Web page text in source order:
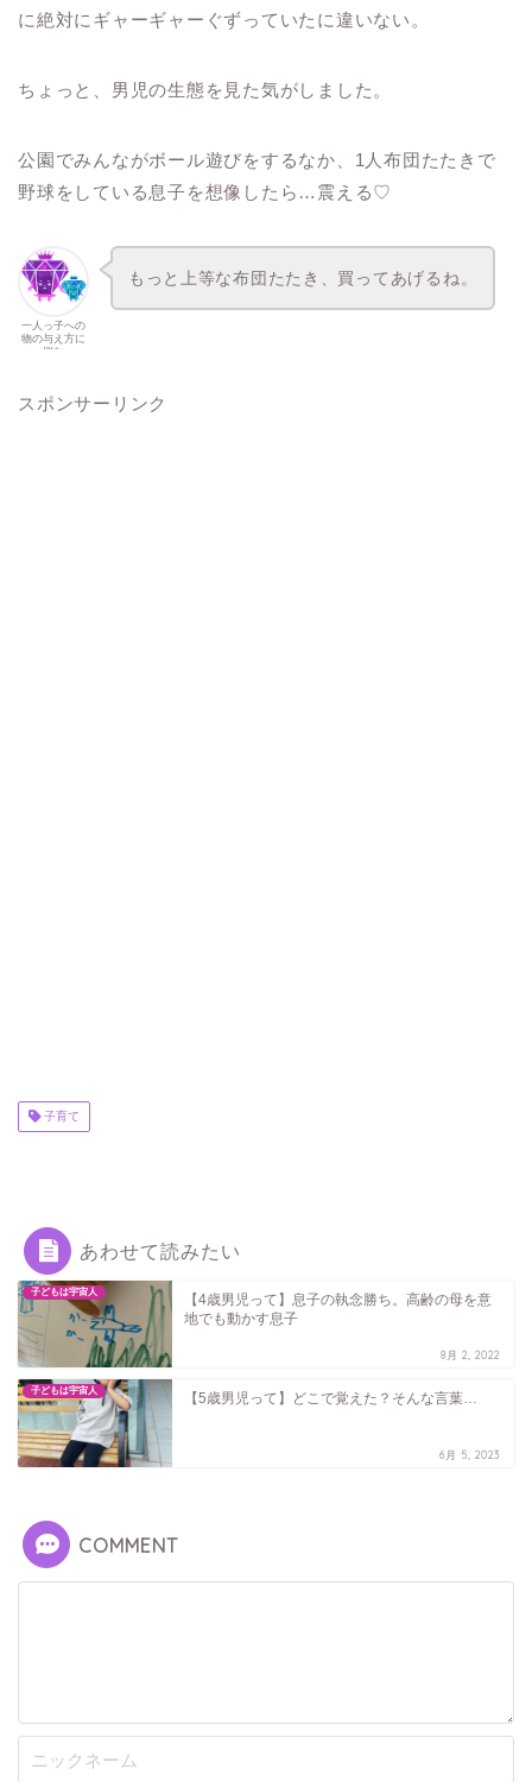
に絶対にギャーギャーぐずっていたに違いない。
ちょっと、男児の生態を見た気がしました。
公園でみんながボール遊びをするなか、1人布団たたきで
野球をしている息子を想像したら…震える♡
一人っ子への
物の与え方に
悩む
もっと上等な布団たたき、買ってあげるね。
スポンサーリンク
子育て
あわせて読みたい
子どもは宇宙人
【4歳男児って】息子の執念勝ち。高齢の母を意
地でも動かす息子
8月 2, 2022
子どもは宇宙人 【5歳男児って】どこで覚えた？そんな言葉…
6月 5, 2023
COMMENT